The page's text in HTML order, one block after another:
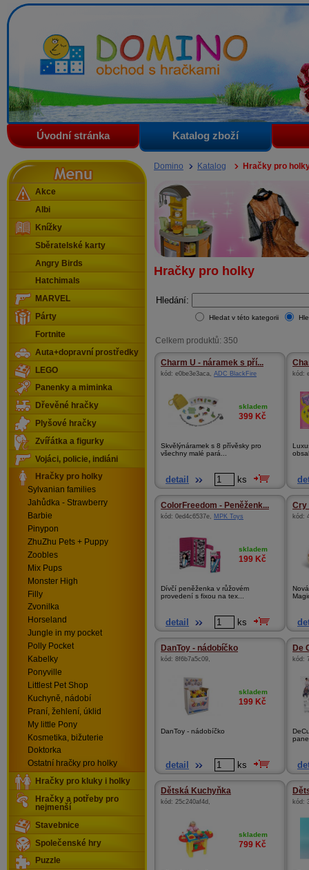
Domino - obchod s hračkami
Úvodní stránka Katalog zboží
Domino Katalog Hračky pro
Hračky pro holky
Hledání:
Hledat v této kategorii
Celkem produktů: 350
Charm U - náramek s pří...
kód: e0be3e3aca, ADC BlackFire
skladem
399 Kč
Skvělýnáramek s 8 přívěsky pro
všechny malé pará...
detail ks
kód:
ColorFreedom - Peněženk...
kód: 0ed4c6537e, MPK Toys
skladem
199 Kč
Dívčí peněženka v růžovém
provedení s fixou na tex...
detail ks
Cry
kód:
DanToy - nádobíčko
kód: 8f6b7a5c09,
skladem
199 Kč
DanToy - nádobíčko
detail ks
De
kód:
Dětská Kuchyňka
kód: 25c240af4d ,
skladem
799 Kč
kód:
Menu
Akce
Albi
Knížky
Sběratelské karty
Angry Birds
Hatchimals
MARVEL
Párty
Fortnite
Auta+dopravní prostředky
LEGO
Panenky a miminka
Dřevěné hračky
Plyšové hračky
Zvířátka a figurky
Vojáci, policie, indiáni
Hračky pro holky
Sylvanian families
Jahůdka - Strawberry
Barbie
Pinypon
ZhuZhu Pets + Puppy
Zoobles
Mix Pups
Monster High
Filly
Zvonilka
Horseland
Jungle in my pocket
Polly Pocket
Kabelky
Ponyville
Littlest Pet Shop
Kuchyně, nádobí
Praní, žehlení, úklid
My little Pony
Kosmetika, bižuterie
Doktorka
Ostatní hračky pro holky
Hračky pro kluky i holky
Hračky a potřeby pro
nejmenší
Stavebnice
Společenské hry
Puzzle